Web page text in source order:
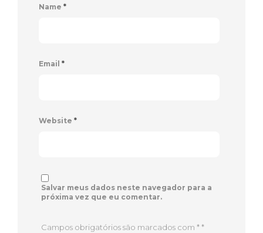
Name *
Email *
Website *
Salvar meus dados neste navegador para a
próxima vez que eu comentar.
Campos obrigatórios são marcados com **